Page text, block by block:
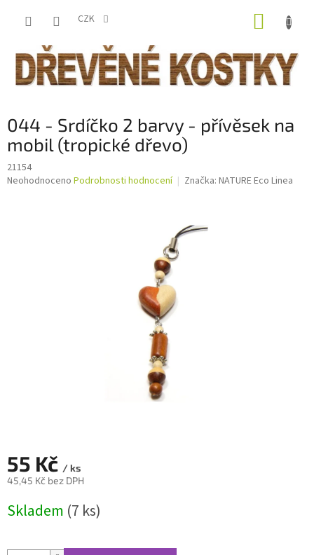
CZK
044 - Srdíčko 2 barvy - přívěsek na
mobil (tropické dřevo)
21154
Průměrné
Neohodnoceno Podrobnosti hodnocení Značka: NATURE Eco Linea
55 Kč / ks
45,45 Kč bez DPH
cena:
Skladem (7 ks)